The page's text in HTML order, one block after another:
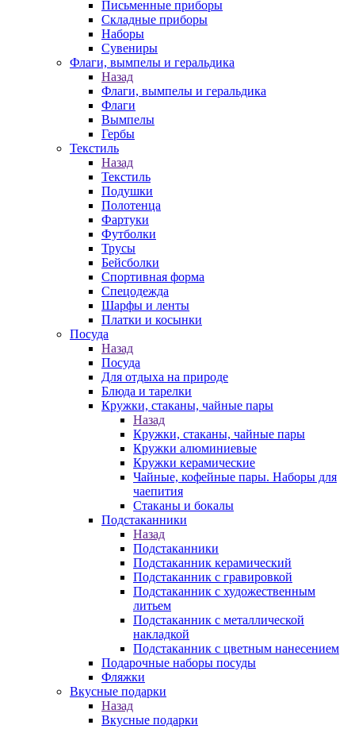
Письменные приборы
Складные приборы
Наборы
Сувениры
Флаги, вымпелы и геральдика
Назад
Флаги, вымпелы и геральдика
Флаги
Вымпелы
Гербы
Текстиль
Назад
Текстиль
Подушки
Полотенца
Фартуки
Футболки
Трусы
Бейсболки
Спортивная форма
Спецодежда
Шарфы и ленты
Платки и косынки
Посуда
Назад
Посуда
Для отдыха на природе
Блюда и тарелки
Кружки, стаканы, чайные пары
Назад
Кружки, стаканы, чайные пары
Кружки алюминиевые
Кружки керамические
Чайные, кофейные пары. Наборы для
чаепития
Стаканы и бокалы
Подстаканники
Назад
Подстаканники
Подстаканник керамический
Подстаканник c гравировкой
Подстаканник с художественным
литьем
Подстаканник с металлической
накладкой
Подстаканник с цветным нанесением
Подарочные наборы посуды
Фляжки
Вкусные подарки
Назад
Вкусные подарки